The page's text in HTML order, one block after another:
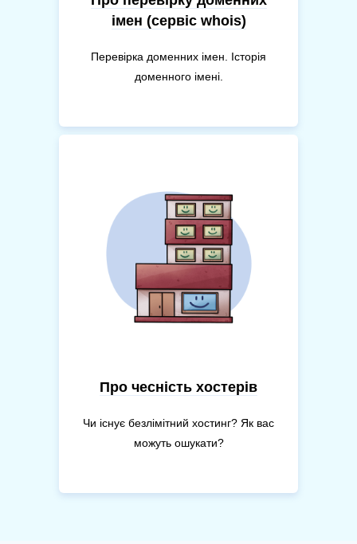
імен (сервіс whois)
Перевірка доменних імен. Історія
доменного імені.
Про чесність хостерів
Чи існує безлімітний хостинг? Як вас
можуть ошукати?